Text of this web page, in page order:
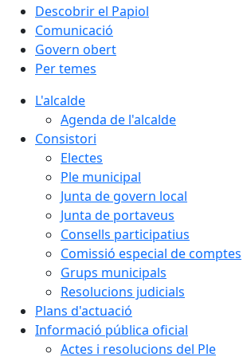
Descobrir el Papiol
Comunicació
Govern obert
Per temes
L'alcalde
Agenda de l'alcalde
Consistori
Electes
Ple municipal
Junta de govern local
Junta de portaveus
Consells participatius
Comissió especial de comptes
Grups municipals
Resolucions judicials
Plans d'actuació
Informació pública oficial
Actes i resolucions del Ple